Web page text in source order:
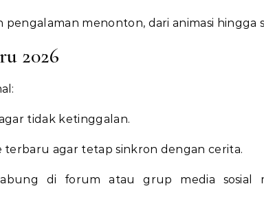
menonton, dari animasi hingga
2026
tidak ketinggalan.
terbaru agar tetap sinkron dengan cerita.
di forum atau grup media sosial